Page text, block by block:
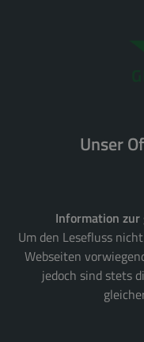
Unser
Information zur
Um den Lesefluss
Webseiten
jedoch sind stets